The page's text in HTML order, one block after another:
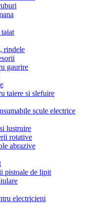
rindele
gaurire
taiere si slefuire
scule electrice
lustruire
rotative
abrazive
pistoale de lipit
electricieni